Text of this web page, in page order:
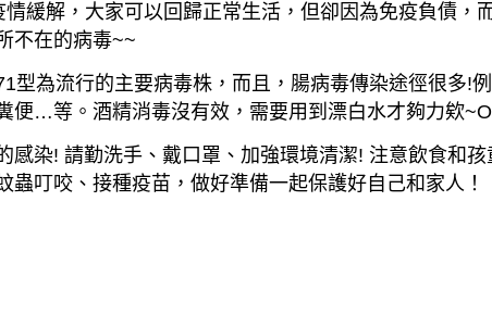
情緩解，大家可以回歸正常生活，但卻因為免疫負債，
不在的病毒~~
型為流行的主要病毒株，而且，腸病毒傳染途徑很多!
便…等。酒精消毒沒有效，需要用到漂白水才夠力欸
感染! 請勤洗手、戴口罩、加強環境清潔! 注意飲食和孩
蟲叮咬、接種疫苗，做好準備一起保護好自己和家人！